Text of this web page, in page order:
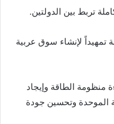
تمهيداً لإنشاء سوق عربية
منظومة الطاقة وإيجاد
الموحدة وتحسين جودة